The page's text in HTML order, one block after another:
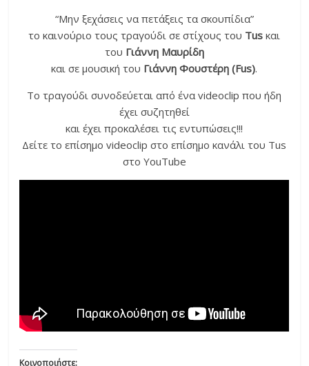
“Μην ξεχάσεις να πετάξεις τα σκουπίδια”
το καινούριο τους τραγούδι σε στίχους του Tus και
του Γιάννη Μαυρίδη
και σε μουσική του Γιάννη Φουστέρη (Fus).
Το τραγούδι συνοδεύεται από ένα videoclip που ήδη
έχει συζητηθεί
και έχει προκαλέσει τις εντυπώσεις!!!
Δείτε το επίσημο videoclip στο επίσημο κανάλι του Tus
στο YouTube
Κοινοποιήστε: